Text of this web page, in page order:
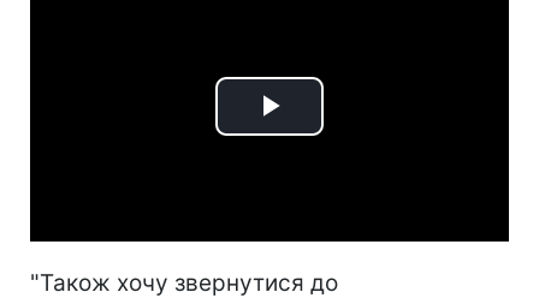
Play
"Також хочу звернутися до